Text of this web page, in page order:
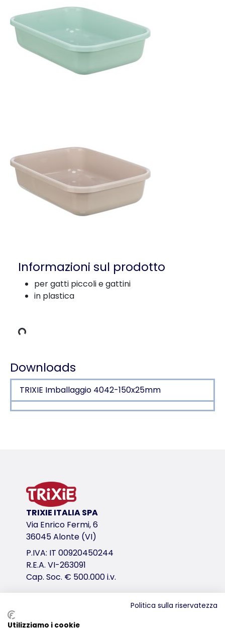
Informazioni sul prodotto
per gatti piccoli e gattini
in plastica
Downloads
TRIXIE Imballaggio 4042-150x25mm
variante di prodotto
variante di prodotto: numero unico del
Misure
27 × 9 × 37 cm
Colore
assortiti
link per il download
TRIXIE ITALIA SPA
Via Enrico Fermi, 6
36045 Alonte (VI)
P.IVA: IT 00920450244
R.E.A. VI-263091
Cap. Soc. € 500.000 i.v.
Distribuzione
Politica sulla riservatezza
Utilizziamo i cookie